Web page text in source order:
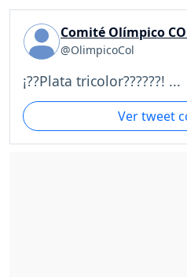
Comité Olímpico
@OlimpicoCol
¡??Plata tricolor??????! ...
Ver tweet